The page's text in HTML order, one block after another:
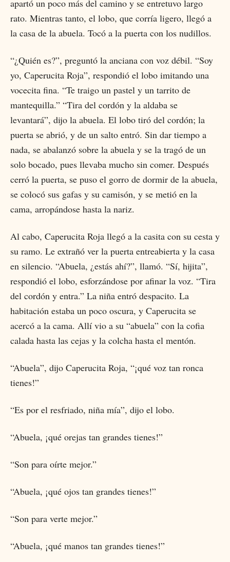
apartó un poco más del camino y se entretuvo largo
rato. Mientras tanto, el lobo, que corría ligero, llegó a
la casa de la abuela. Tocó a la puerta con los nudillos.
“¿Quién es?”, preguntó la anciana con voz débil. “Soy
yo, Caperucita Roja”, respondió el lobo imitando una
vocecita fina. “Te traigo un pastel y un tarrito de
mantequilla.” “Tira del cordón y la aldaba se
levantará”, dijo la abuela. El lobo tiró del cordón; la
puerta se abrió, y de un salto entró. Sin dar tiempo a
nada, se abalanzó sobre la abuela y se la tragó de un
solo bocado, pues llevaba mucho sin comer. Después
cerró la puerta, se puso el gorro de dormir de la abuela,
se colocó sus gafas y su camisón, y se metió en la
cama, arropándose hasta la nariz.
Al cabo, Caperucita Roja llegó a la casita con su cesta y
su ramo. Le extrañó ver la puerta entreabierta y la casa
en silencio. “Abuela, ¿estás ahí?”, llamó. “Sí, hijita”,
respondió el lobo, esforzándose por afinar la voz. “Tira
del cordón y entra.” La niña entró despacito. La
habitación estaba un poco oscura, y Caperucita se
acercó a la cama. Allí vio a su “abuela” con la cofia
calada hasta las cejas y la colcha hasta el mentón.
“Abuela”, dijo Caperucita Roja, “¡qué voz tan ronca
tienes!”
“Es por el resfriado, niña mía”, dijo el lobo.
“Abuela, ¡qué orejas tan grandes tienes!”
“Son para oírte mejor.”
“Abuela, ¡qué ojos tan grandes tienes!”
“Son para verte mejor.”
“Abuela, ¡qué manos tan grandes tienes!”